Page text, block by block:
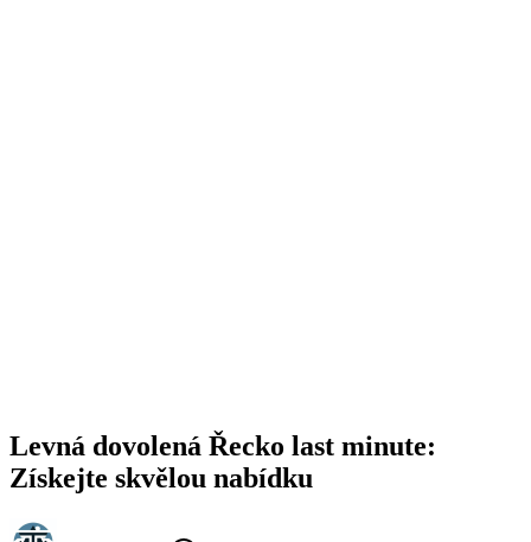
Levná dovolená Řecko last minute:
Získejte skvělou nabídku